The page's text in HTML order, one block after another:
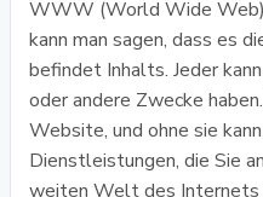
WWW (World Wide
kann man sagen, dass es
befindet Inhalts. Jeder
oder andere Zwecke
Website, und ohne sie
Dienstleistungen, die Sie
weiten Welt des Internets